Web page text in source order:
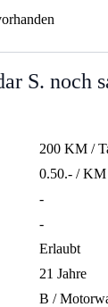
S. noch
200 KM /
0.50.- / KM
-
-
Erlaubt
21 Jahre
B /